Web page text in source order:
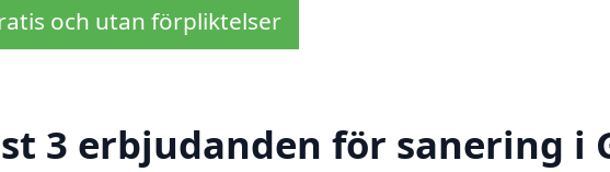
och utan förpliktelser
3 erbjudanden för sanering i